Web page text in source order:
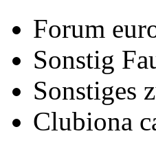
Forum
Sonstig
Sonstiges
Clubiona